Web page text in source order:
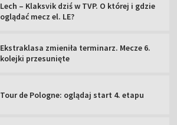
Lech – Klaksvik dziś w TVP. O której i gdzie
oglądać mecz el. LE?
Ekstraklasa zmieniła terminarz. Mecze 6.
kolejki przesunięte
Tour de Pologne: oglądaj start 4. etapu